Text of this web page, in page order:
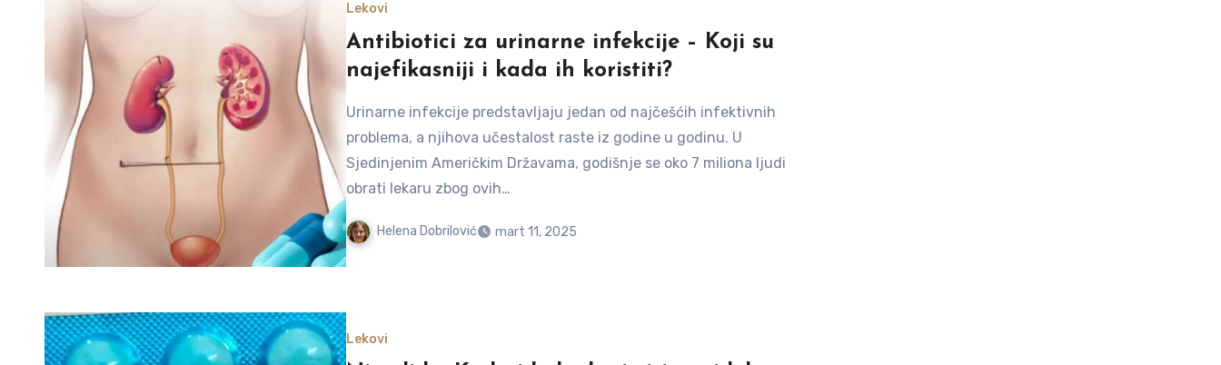
Lekovi
Antibiotici za urinarne infekcije – Koji su
najefikasniji i kada ih koristiti?
Urinarne infekcije predstavljaju jedan od najčešćih infektivnih
problema, a njihova učestalost raste iz godine u godinu. U
Sjedinjenim Američkim Državama, godišnje se oko 7 miliona ljudi
obrati lekaru zbog ovih…
Helena Dobrilović mart 11, 2025
Lekovi